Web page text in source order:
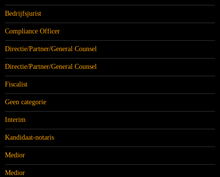
Bedrijfsjurist
Compliance Officer
Directie/Partner/General Counsel
Directie/Partner/General Counsel
Fiscalist
Geen categorie
Interim
Kandidaat-notaris
Medior
Medior